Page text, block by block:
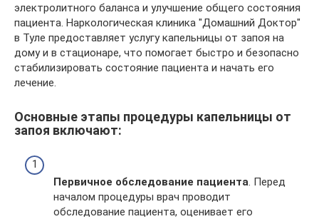
электролитного баланса и улучшение общего состояния
пациента. Наркологическая клиника "Домашний Доктор"
в Туле предоставляет услугу капельницы от запоя на
дому и в стационаре, что помогает быстро и безопасно
стабилизировать состояние пациента и начать его
лечение.
Основные этапы процедуры капельницы от
запоя включают:
Первичное обследование пациента . Перед
началом процедуры врач проводит
обследование пациента, оценивает его